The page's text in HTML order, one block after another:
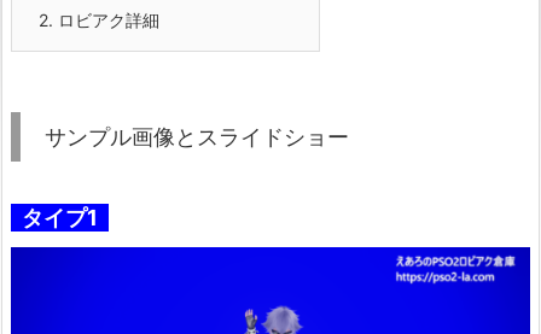
2. ロビアク詳細
サンプル画像とスライドショー
タイプ1